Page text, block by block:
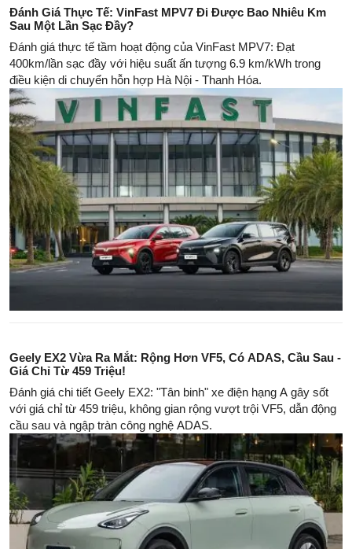
Đánh Giá Thực Tế: VinFast MPV7 Đi Được Bao Nhiêu Km
Sau Một Lần Sạc Đầy?
Đánh giá thực tế tầm hoạt động của VinFast MPV7: Đạt
400km/lần sạc đầy với hiệu suất ấn tượng 6.9 km/kWh trong
điều kiện di chuyển hỗn hợp Hà Nội - Thanh Hóa.
Geely EX2 Vừa Ra Mắt: Rộng Hơn VF5, Có ADAS, Cầu Sau -
Giá Chỉ Từ 459 Triệu!
Đánh giá chi tiết Geely EX2: "Tân binh" xe điện hạng A gây sốt
với giá chỉ từ 459 triệu, không gian rộng vượt trội VF5, dẫn động
cầu sau và ngập tràn công nghệ ADAS.